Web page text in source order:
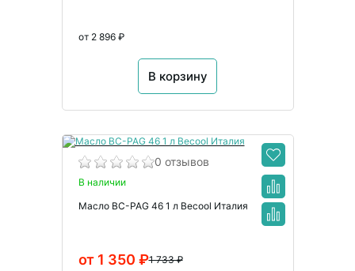
от 2 896 ₽
В корзину
0 отзывов
В наличии
Масло BC-PAG 46 1 л Becool Италия
1 733 ₽
от 1 350 ₽